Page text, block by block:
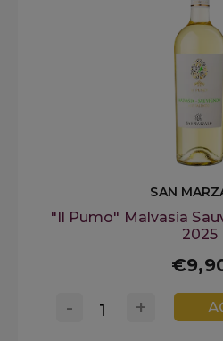
SAN
"Il Pumo" Malvasia
2025
+
-